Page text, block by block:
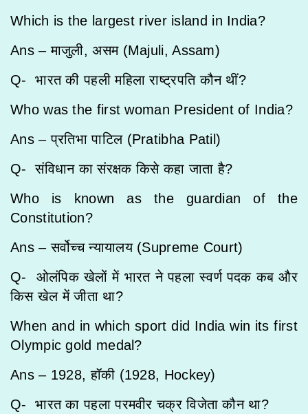
Which is the largest river island in India?
Ans – माजुली, असम (Majuli, Assam)
Q- भारत की पहली महिला राष्ट्रपति कौन थीं?
Who was the first woman President of India?
Ans – प्रतिभा पाटिल (Pratibha Patil)
Q- संविधान का संरक्षक किसे कहा जाता है?
Who is known as the guardian of the
Constitution?
Ans – सर्वोच्च न्यायालय (Supreme Court)
Q- ओलंपिक खेलों में भारत ने पहला स्वर्ण पदक कब और
किस खेल में जीता था?
When and in which sport did India win its first
Olympic gold medal?
Ans – 1928, हॉकी (1928, Hockey)
Q- भारत का पहला परमवीर चक्र विजेता कौन था?